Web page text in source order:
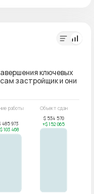
ключевых
застройщик и они